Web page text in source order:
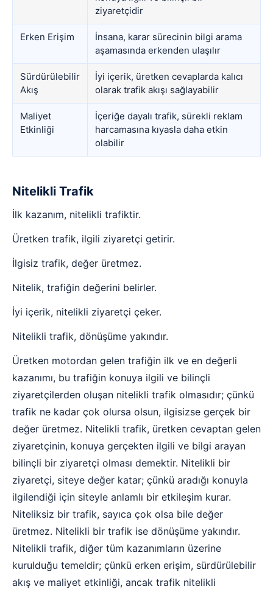
ziyaretçidir
Erken Erişim
İnsana, karar sürecinin bilgi arama
aşamasında erkenden ulaşılır
Sürdürülebilir
Akış
İyi içerik, üretken cevaplarda kalıcı
olarak trafik akışı sağlayabilir
Maliyet
Etkinliği
İçeriğe dayalı trafik, sürekli reklam
harcamasına kıyasla daha etkin
olabilir
Nitelikli Trafik
İlk kazanım, nitelikli trafiktir.
Üretken trafik, ilgili ziyaretçi getirir.
İlgisiz trafik, değer üretmez.
Nitelik, trafiğin değerini belirler.
İyi içerik, nitelikli ziyaretçi çeker.
Nitelikli trafik, dönüşüme yakındır.
Üretken motordan gelen trafiğin ilk ve en değerli
kazanımı, bu trafiğin konuya ilgili ve bilinçli
ziyaretçilerden oluşan nitelikli trafik olmasıdır; çünkü
trafik ne kadar çok olursa olsun, ilgisizse gerçek bir
değer üretmez. Nitelikli trafik, üretken cevaptan gelen
ziyaretçinin, konuya gerçekten ilgili ve bilgi arayan
bilinçli bir ziyaretçi olması demektir. Nitelikli bir
ziyaretçi, siteye değer katar; çünkü aradığı konuyla
ilgilendiği için siteyle anlamlı bir etkileşim kurar.
Niteliksiz bir trafik, sayıca çok olsa bile değer
üretmez. Nitelikli bir trafik ise dönüşüme yakındır.
Nitelikli trafik, diğer tüm kazanımların üzerine
kurulduğu temeldir; çünkü erken erişim, sürdürülebilir
akış ve maliyet etkinliği, ancak trafik nitelikli